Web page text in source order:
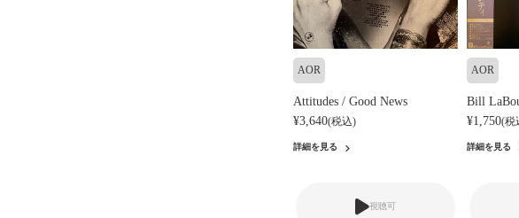
AOR
Attitudes / Good News
¥3,640(税込)
詳細を見る
視聴可
AOR
Bill
¥1,750(税
詳細を見る